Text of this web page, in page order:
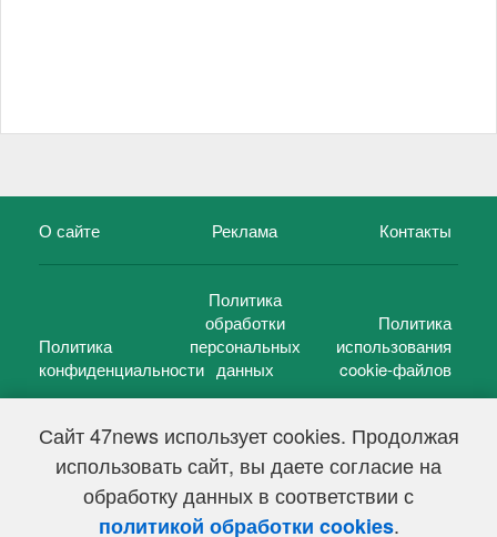
Сайт 47news использует cookies. Продолжая
использовать сайт, вы даете согласие на
обработку данных в соответствии с
политикой обработки cookies.
О сайте Реклама Контакты
Политика
конфиденциальности
Политика
обработки
персональных
данных
Политика
использования
cookie-файлов
47 новостей (47 news)2005 — 2026 г.
Свидетельство о регистрации СМИ Эл № ФС 77-39848, выдано
Федеральной службой по надзору в сфере связи,